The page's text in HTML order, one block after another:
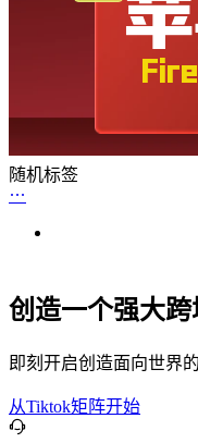
随机标签
创造一个强大
即刻开启创造面向世界
从Tiktok矩阵开始